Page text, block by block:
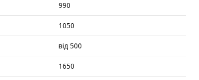
990
1050
від 500
1650